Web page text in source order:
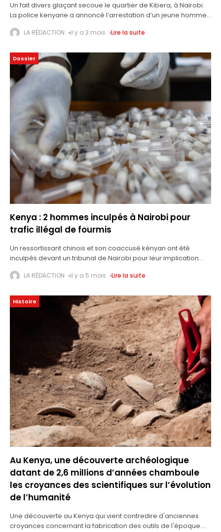
Un fait divers glaçant secoue le quartier de Kibera, à Nairobi.
La police kenyane a annoncé l’arrestation d’un jeune homme
LA RÉDACTION il y a 3 mois Lire la suite
Dossier
Kenya : 2 hommes inculpés à Nairobi pour
trafic illégal de fourmis
Un ressortissant chinois et son coaccusé kényan ont été
inculpés devant un tribunal de Nairobi pour leur implication
la magistrate principale
LA RÉDACTION il y a 5 mois Lire la suite
Histoire
Au Kenya, une découverte archéologique
datant de 2,6 millions d’années chamboule
les croyances des scientifiques sur l’évolution
de l’humanité
Une découverte au Kenya qui vient contredire d'anciennes
croyances concernant la fabrication des outils de l'époque.